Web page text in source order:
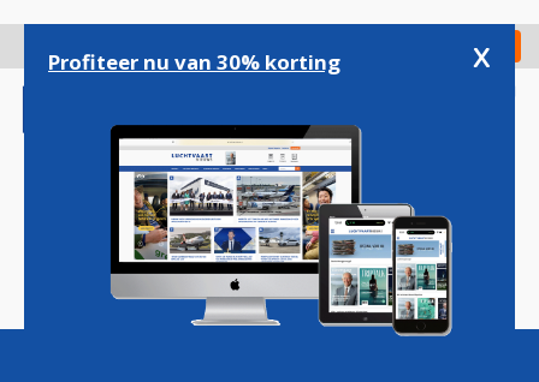
gaan
Check in
Magazine Podcasts Vacatures
Profiteer nu van 30% korting x